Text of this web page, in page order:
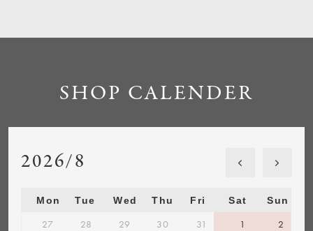
SHOP CALENDER
2026/8
Mon Tue Wed Thu Fri Sat Sun
27 28 29 30 31 1 2